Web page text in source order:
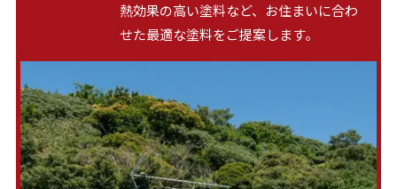
熱効果の高い塗料など、お住まいに合わ
せた最適な塗料をご提案します。